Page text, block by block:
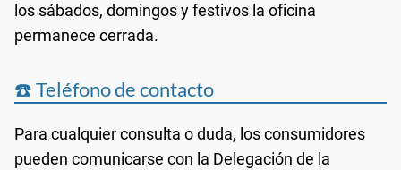
los sábados, domingos y festivos la oficina
permanece cerrada.
☎️ Teléfono de contacto
Para cualquier consulta o duda, los consumidores
pueden comunicarse con la Delegación de la